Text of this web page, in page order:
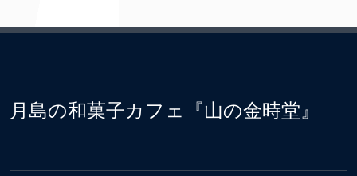
月島の和菓子カフェ『山の金時堂』